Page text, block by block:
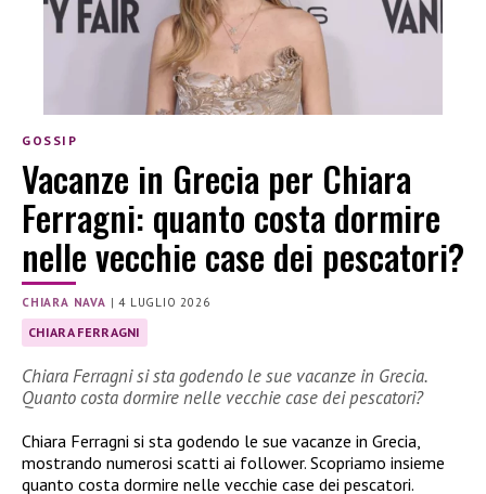
GOSSIP
Vacanze in Grecia per Chiara
Ferragni: quanto costa dormire
nelle vecchie case dei pescatori?
CHIARA NAVA |4 LUGLIO 2026
CHIARA FERRAGNI
Chiara Ferragni si sta godendo le sue vacanze in Grecia.
Quanto costa dormire nelle vecchie case dei pescatori?
Chiara Ferragni si sta godendo le sue vacanze in Grecia,
mostrando numerosi scatti ai follower. Scopriamo insieme
quanto costa dormire nelle vecchie case dei pescatori.